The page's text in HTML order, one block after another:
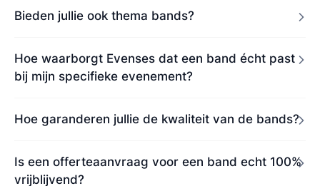
Bieden jullie ook thema bands?
Hoe waarborgt Evenses dat een band écht past
bij mijn specifieke evenement?
Hoe garanderen jullie de kwaliteit van de bands?
Is een offerteaanvraag voor een band echt 100%
vrijblijvend?